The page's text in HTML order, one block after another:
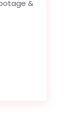
&